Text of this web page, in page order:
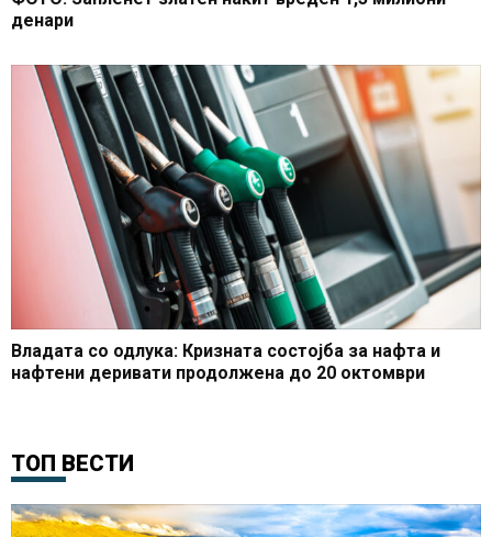
денари
Владата со одлука: Кризната состојба за нафта и
нафтени деривати продолжена до 20 октомври
ТОП ВЕСТИ